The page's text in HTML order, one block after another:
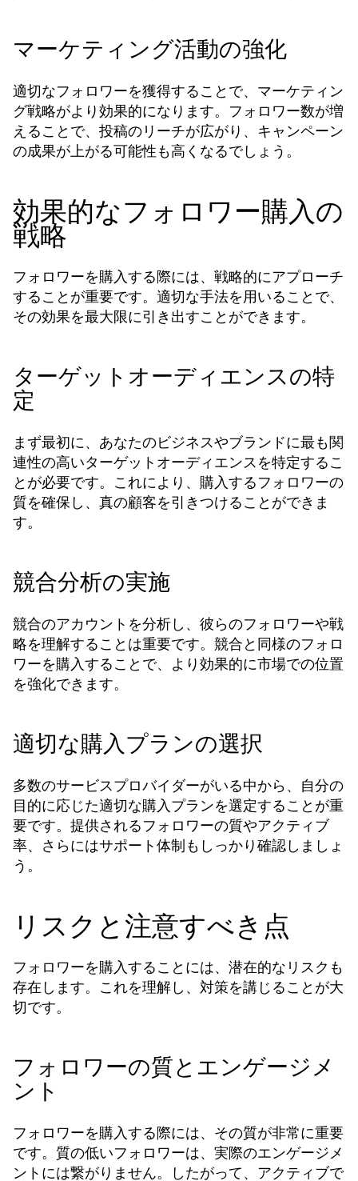
マーケティング活動の強化
適切なフォロワーを獲得することで、マーケティン
グ戦略がより効果的になります。フォロワー数が増
えることで、投稿のリーチが広がり、キャンペーン
の成果が上がる可能性も高くなるでしょう。
効果的なフォロワー購入の
戦略
フォロワーを購入する際には、戦略的にアプローチ
することが重要です。適切な手法を用いることで、
その効果を最大限に引き出すことができます。
ターゲットオーディエンスの特
定
まず最初に、あなたのビジネスやブランドに最も関
連性の高いターゲットオーディエンスを特定するこ
とが必要です。これにより、購入するフォロワーの
質を確保し、真の顧客を引きつけることができま
す。
競合分析の実施
競合のアカウントを分析し、彼らのフォロワーや戦
略を理解することは重要です。競合と同様のフォロ
ワーを購入することで、より効果的に市場での位置
を強化できます。
適切な購入プランの選択
多数のサービスプロバイダーがいる中から、自分の
目的に応じた適切な購入プランを選定することが重
要です。提供されるフォロワーの質やアクティブ
率、さらにはサポート体制もしっかり確認しましょ
う。
リスクと注意すべき点
フォロワーを購入することには、潜在的なリスクも
存在します。これを理解し、対策を講じることが大
切です。
フォロワーの質とエンゲージメ
ント
フォロワーを購入する際には、その質が非常に重要
です。質の低いフォロワーは、実際のエンゲージメ
ントには繋がりません。したがって、アクティブで